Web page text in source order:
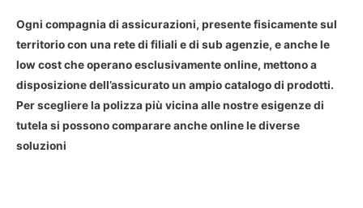
Ogni compagnia di assicurazioni, presente fisicamente sul
territorio con una rete di filiali e di sub agenzie, e anche le
low cost che operano esclusivamente online, mettono a
disposizione dell’assicurato un ampio catalogo di prodotti.
Per scegliere la polizza più vicina alle nostre esigenze di
tutela si possono comparare anche online le diverse
soluzioni